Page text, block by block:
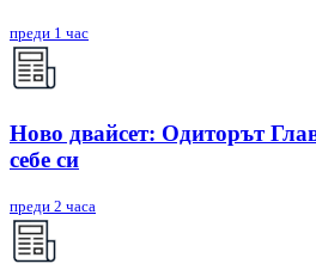
преди 1 час
Ново двайсет: Одиторът
себе си
преди 2 часа